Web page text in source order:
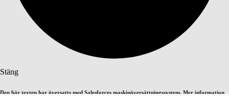
Stäng
Den här texten har översatts med Salesforces maskinöversättningssystem. Mer information
Innehållsförteckningar